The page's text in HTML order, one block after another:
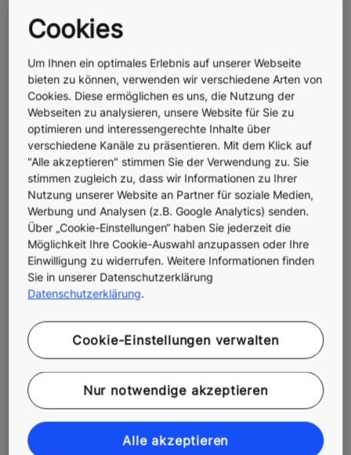
Zuverlässige Mobilität im
Bahnverkehr: Instandhaltung der SBB-
Anlagen
Cookies
Um Ihnen ein optimales Erlebnis auf unserer Webseite
bieten zu können, verwenden wir verschiedene Arten von
Cookies. Diese ermöglichen es uns, die Nutzung der
Webseiten zu analysieren, unsere Website für Sie zu
optimieren und interessengerechte Inhalte über
verschiedene Kanäle zu präsentieren. Mit dem Klick auf
"Alle akzeptieren" stimmen Sie der Verwendung zu. Sie
stimmen zugleich zu, dass wir Informationen zu Ihrer
Nutzung unserer Website an Partner für soziale Medien,
Werbung und Analysen (z.B. Google Analytics) senden.
Über „Cookie-Einstellungen“ haben Sie jederzeit die
Möglichkeit Ihre Cookie-Auswahl anzupassen oder Ihre
Einwilligung zu widerrufen. Weitere Informationen finden
Sie in unserer Datenschutzerklärung
Datenschutzerklärung.
Cookie-Einstellungen verwalten
Nur notwendige akzeptieren
Alle akzeptieren